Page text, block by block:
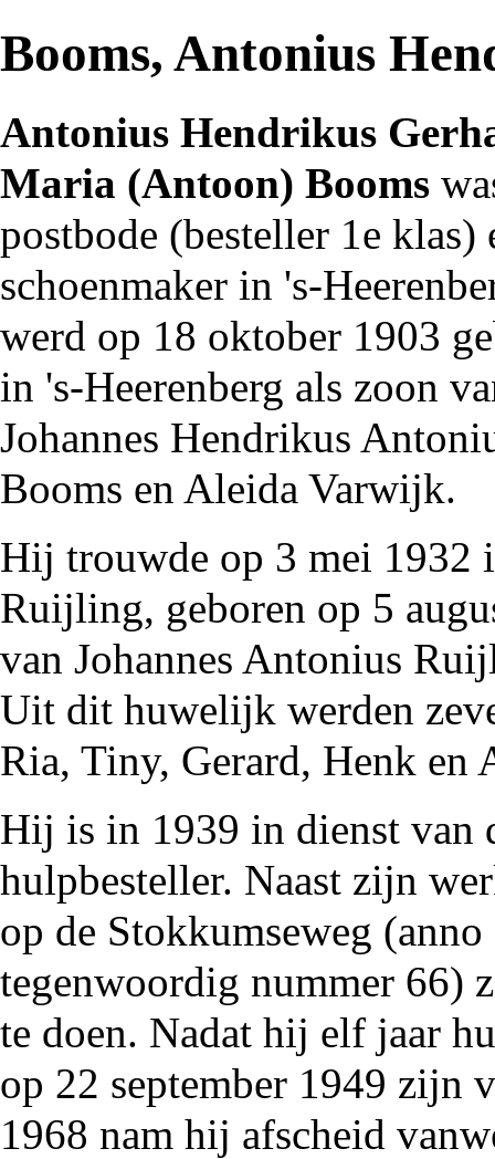
Booms, Antonius
Antonius Hendrikus
Maria (Antoon) Booms
postbode (besteller 1e klas)
schoenmaker in 's-
werd op 18 oktober 1903
in 's-Heerenberg als zoon
Johannes Hendrikus
Booms en Aleida Varwijk.
Hij trouwde op 3 mei 1932
Ruijling, geboren op 5
van Johannes Antonius
Uit dit huwelijk werden
Ria, Tiny, Gerard, Henk en
Hij is in 1939 in dienst van
hulpbesteller. Naast zijn
op de Stokkumseweg (anno
tegenwoordig nummer 66)
te doen. Nadat hij elf jaar
op 22 september 1949 zijn
1968 nam hij afscheid